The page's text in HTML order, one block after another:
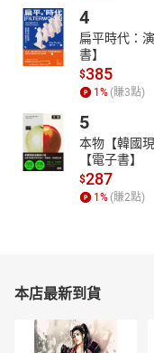
讓學生模擬學習。
b. 圖解世界包含
照片讓人一目了然
者知道如何學以致
❹考試相關學習類
包含克漏字、翻
題型的應答技巧。
編者的話
December 2024
December is
your warm
Sweaters.” This
friends and family
Restaurants”
variety of foods.
4
扁平時代：
書】
$385
1 % (賺3點)
5
本物【韓國
【電子書】
$287
1 % (賺2點)
本店最新到貨